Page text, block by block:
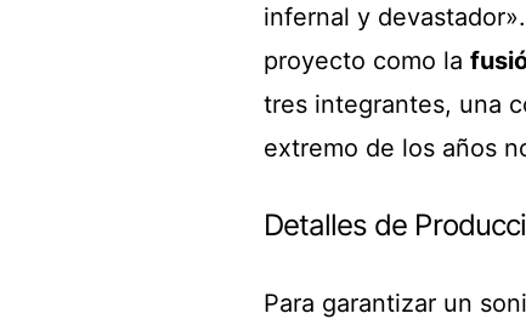
infernal y
proyecto como la
tres integrantes, una
extremo de los años
Detalles de
Para garantizar un